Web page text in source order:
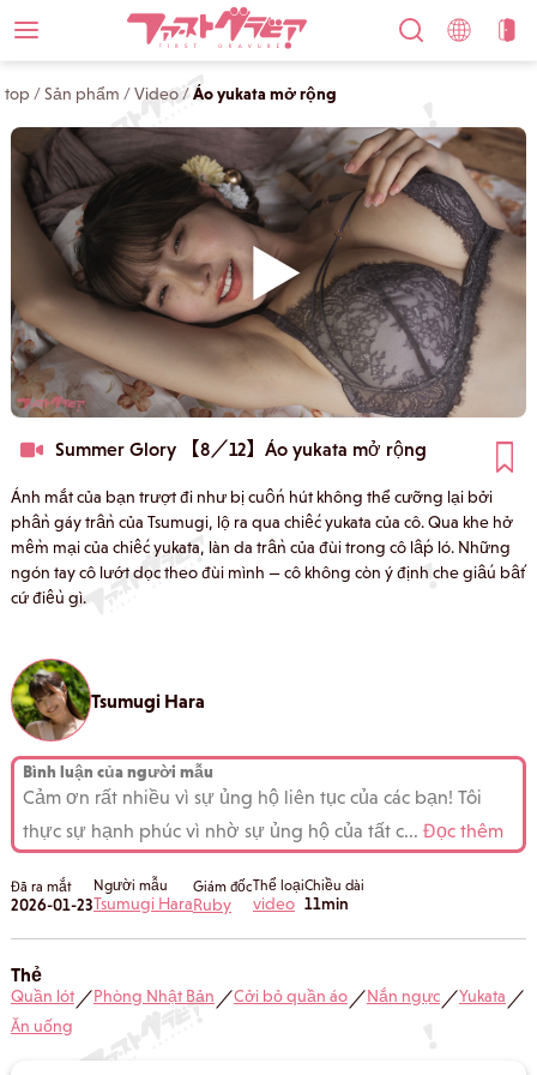
top /Sản phẩm /Video/Áo yukata mở rộng
Summer Glory 【8／12】 Áo yukata mở rộng
Ánh mắt của bạn trượt đi như bị cuốn hút không thể cưỡng lại bởi
phần gáy trần của Tsumugi, lộ ra qua chiếc yukata của cô. Qua khe hở
mềm mại của chiếc yukata, làn da trần của đùi trong cô lấp ló. Những
ngón tay cô lướt dọc theo đùi mình — cô không còn ý định che giấu bất
cứ điều gì.
Tsumugi Hara
Bình luận của người mẫu
Cảm ơn rất nhiều vì sự ủng hộ liên tục của các bạn! Tôi
thực sự hạnh phúc vì nhờ sự ủng hộ của tất c... Đọc thêm
Đã ra mắt
2026-01-23
Người mẫu
Tsumugi Hara
Giám đốc
Ruby
Thể loại
video
Chiều dài
11min
Thẻ
Quần lót／Phòng Nhật Bản／Cởi bỏ quần áo／Nắn ngực／Yukata／
Ăn uống